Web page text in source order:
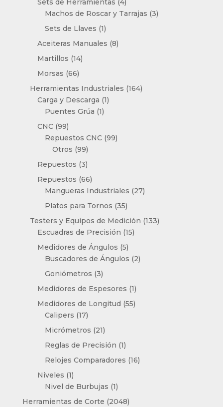
productos
Machos de Roscar y Tarrajas 33
Sets de Llaves 11
producto
Aceiteras Manuales 88
Martillos 1414
Morsas 6666
productos
Herramientas Industriales 164164
Carga y Descarga 11
Puentes Grúa 11
CNC 9999
productos
Repuestos CNC 9999
Otros 9999
productos
Repuestos 33
productos
Repuestos 6666
productos
Mangueras Industriales 2727
Platos para Tornos 3535
productos
Testers y Equipos de Medición 133133
Escuadras de Precisión 1515
Medidores de Ángulos 55
productos
Buscadores de Ángulos 22
Goniómetros 33
productos
Medidores de Espesores 11
producto
Medidores de Longitud 5555
Calipers 1717
productos
Micrómetros 2121
productos
Reglas de Precisión 11
producto
Relojes Comparadores 1616
Niveles 11
producto
Nivel de Burbujas 11
producto
Herramientas de Corte 20482048